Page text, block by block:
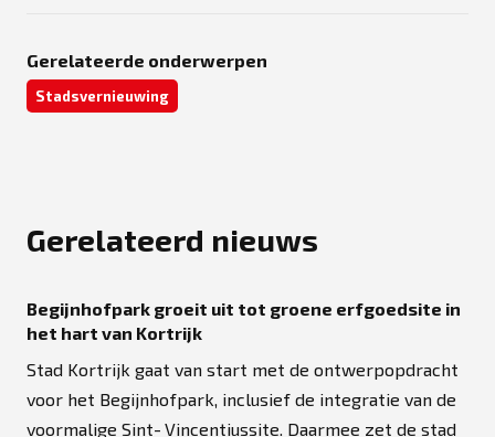
Gerelateerde onderwerpen
Stadsvernieuwing
Gerelateerd nieuws
Begijnhofpark groeit uit tot groene erfgoedsite in
het hart van Kortrijk
Stad Kortrijk gaat van start met de ontwerpopdracht
voor het Begijnhofpark, inclusief de integratie van de
voormalige Sint‑Vincentiussite. Daarmee zet de stad